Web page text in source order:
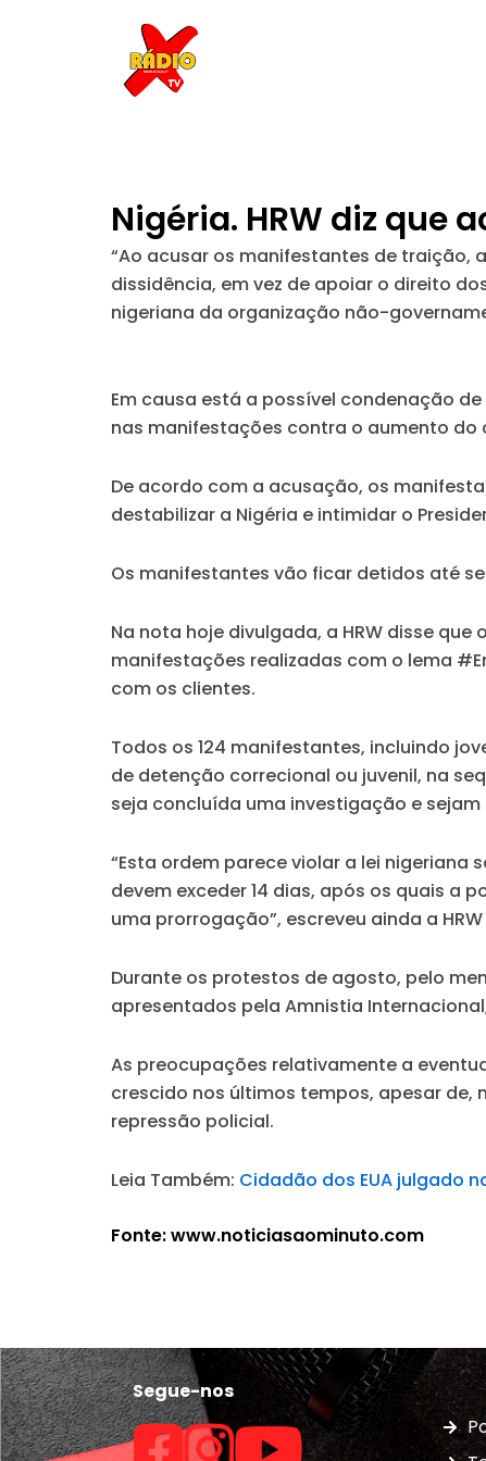
Nigéria. HRW diz
“Ao acusar os manifestantes de traição,
dissidência, em vez de apoiar o direito
nigeriana da organização não-
Em causa está a possível condenação
nas manifestações contra o aumento do
De acordo com a acusação, os
destabilizar a Nigéria e intimidar o
Os manifestantes vão ficar detidos até
Na nota hoje divulgada, a HRW disse
manifestações realizadas com o lema
com os clientes.
Todos os 124 manifestantes, incluindo
de detenção correcional ou juvenil, na
seja concluída uma investigação e
“Esta ordem parece violar a lei
devem exceder 14 dias, após os quais a
uma prorrogação”, escreveu ainda a
Durante os protestos de agosto, pelo
apresentados pela Amnistia
As preocupações relativamente a
crescido nos últimos tempos, apesar
repressão policial.
Leia Também: Cidadão dos EUA julgado
Fonte: www.noticiasaominuto.com
Segue-nos